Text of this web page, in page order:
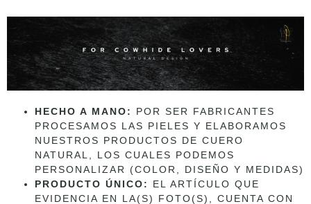
HECHO A MANO:
POR SER FABRICANTES
PROCESAMOS LAS PIELES Y ELABORAMOS
NUESTROS PRODUCTOS DE CUERO
NATURAL, LOS CUALES PODEMOS
PERSONALIZAR (COLOR, DISEÑO Y MEDIDAS)
PRODUCTO ÚNICO:
EL ARTÍCULO QUE
EVIDENCIA EN LA(S) FOTO(S), CUENTA CON